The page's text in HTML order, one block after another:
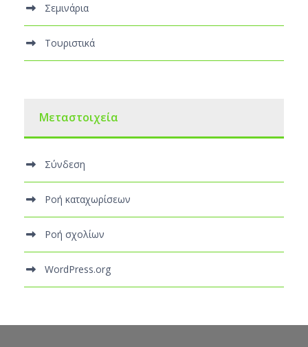
Σεμινάρια
Τουριστικά
Μεταστοιχεία
Σύνδεση
Ροή καταχωρίσεων
Ροή σχολίων
WordPress.org